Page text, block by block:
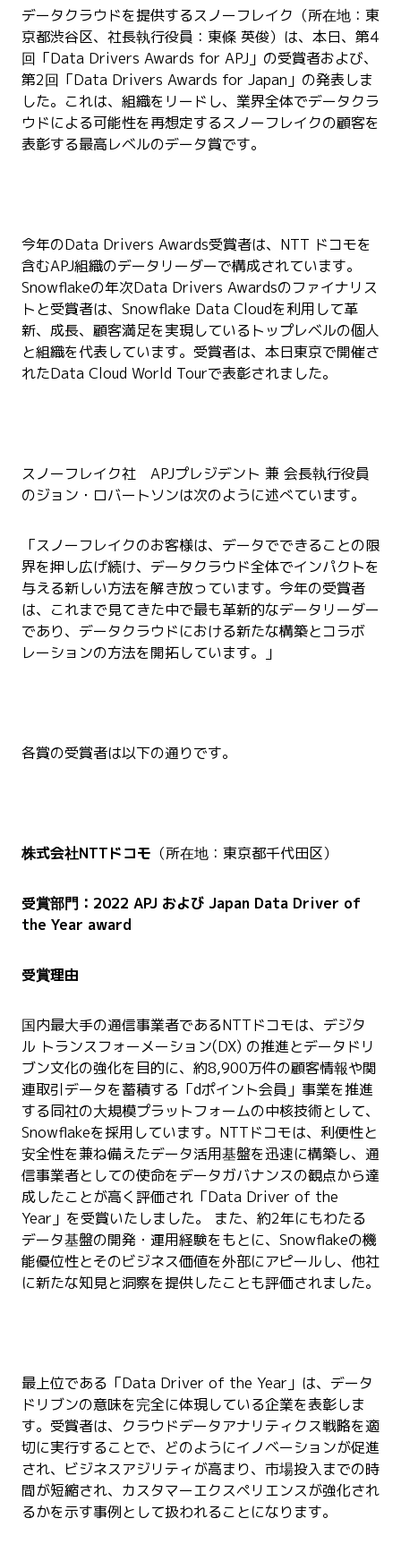
データクラウドを提供するスノーフレイク（所在地：東
京都渋谷区、社長執行役員：東條 英俊）は、本日、第4
回「Data Drivers Awards for APJ」の受賞者および、
第2回「Data Drivers Awards for Japan」の発表しま
した。これは、組織をリードし、業界全体でデータクラ
ウドによる可能性を再想定するスノーフレイクの顧客を
表彰する最高レベルのデータ賞です。
今年のData Drivers Awards受賞者は、NTT ドコモを
含むAPJ組織のデータリーダーで構成されています。
Snowflakeの年次Data Drivers Awardsのファイナリス
トと受賞者は、Snowflake Data Cloudを利用して革
新、成長、顧客満足を実現しているトップレベルの個人
と組織を代表しています。受賞者は、本日東京で開催さ
れたData Cloud World Tourで表彰されました。
スノーフレイク社 APJプレジデント 兼 会長執行役員
のジョン・ロバートソンは次のように述べています。
「スノーフレイクのお客様は、データでできることの限
界を押し広げ続け、データクラウド全体でインパクトを
与える新しい方法を解き放っています。今年の受賞者
は、これまで見てきた中で最も革新的なデータリーダー
であり、データクラウドにおける新たな構築とコラボ
レーションの方法を開拓しています。」
各賞の受賞者は以下の通りです。
株式会社NTTドコモ （所在地：東京都千代田区）
受賞部門：2022 APJ および Japan Data Driver of
the Year award
受賞理由
国内最大手の通信事業者であるNTTドコモは、デジタ
ル トランスフォーメーション(DX) の推進とデータドリ
ブン文化の強化を目的に、約8,900万件の顧客情報や関
連取引データを蓄積する「dポイント会員」事業を推進
する同社の大規模プラットフォームの中核技術として、
Snowflakeを採用しています。NTTドコモは、利便性と
安全性を兼ね備えたデータ活用基盤を迅速に構築し、通
信事業者としての使命をデータガバナンスの観点から達
成したことが高く評価され「Data Driver of the
Year」を受賞いたしました。 また、約2年にもわたる
データ基盤の開発・運用経験をもとに、Snowflakeの機
能優位性とそのビジネス価値を外部にアピールし、他社
に新たな知見と洞察を提供したことも評価されました。
最上位である「Data Driver of the Year」は、データ
ドリブンの意味を完全に体現している企業を表彰しま
す。受賞者は、クラウドデータアナリティクス戦略を適
切に実行することで、どのようにイノベーションが促進
され、ビジネスアジリティが高まり、市場投入までの時
間が短縮され、カスタマーエクスペリエンスが強化され
るかを示す事例として扱われることになります。